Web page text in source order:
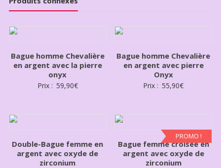
Bague homme Chevalière
en argent avec la pierre
onyx
Prix : 59,90€
Bague homme Chevalière
en argent avec pierre
Onyx
Prix : 55,90€
Double-Bague femme en
argent avec oxyde de
zirconium
PROMO !
Bague femme croisée en
argent avec oxyde de
zirconium